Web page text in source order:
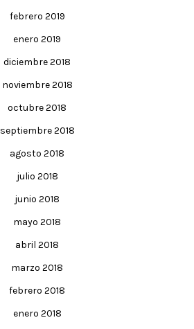
febrero 2019
enero 2019
diciembre 2018
noviembre 2018
octubre 2018
septiembre 2018
agosto 2018
julio 2018
junio 2018
mayo 2018
abril 2018
marzo 2018
febrero 2018
enero 2018